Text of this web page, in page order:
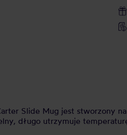
Slide Mug jest stworzony
długo utrzymuje